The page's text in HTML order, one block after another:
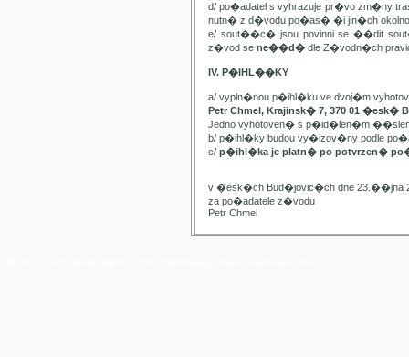
d/ po�adatel s vyhrazuje pr�vo zm�ny
nutn� z d�vodu po�as� �i jin�ch
e/ sout��c� jsou povinni se ��dit
z�vod se ne��d� dle Z�vodn�ch
IV. P�IHL��KY
a/ vypln�nou p�ihl�ku ve dvoj�m
Petr Chmel, Krajinsk� 7, 370 01 �esk�
Jedno vyhotoven� s p�id�len�m
b/ p�ihl�ky budou vy�izov�ny podle
c/ p�ihl�ka je platn� po potvrzen�
v �esk�ch Bud�jovic�ch dne 23.��jna
za po�adatele z�vodu
Petr Chmel